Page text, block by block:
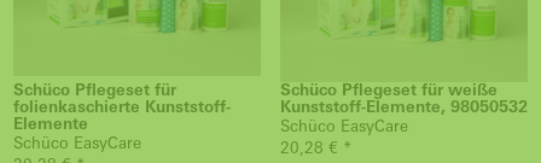
Schüco Pflegeset für
folienkaschierte Kunststoff-
Elemente
Schüco EasyCare
Schüco Pflegeset für weiße
Kunststoff-Elemente, 98050532
Schüco EasyCare
20,28 € *